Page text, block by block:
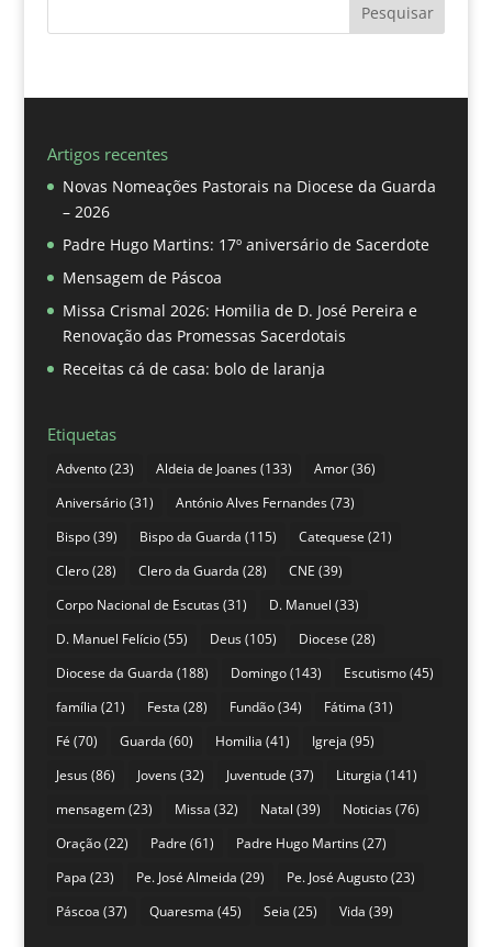
Pesquisar
Artigos recentes
Novas Nomeações Pastorais na Diocese da Guarda
– 2026
Padre Hugo Martins: 17º aniversário de Sacerdote
Mensagem de Páscoa
Missa Crismal 2026: Homilia de D. José Pereira e
Renovação das Promessas Sacerdotais
Receitas cá de casa: bolo de laranja
Etiquetas
Advento(23) Aldeia de Joanes(133) Amor(36)
Aniversário(31) António Alves Fernandes(73)
Bispo(39) Bispo da Guarda (115) Catequese (21)
Clero(28) Clero da Guarda (28) CNE (39)
Corpo Nacional de Escutas(31) D. Manuel (33)
D. Manuel Felício(55) Deus(105) Diocese (28)
Diocese da Guarda (188) Domingo(143) Escutismo(45)
família (21) Festa (28) Fundão(34) Fátima (31)
Fé (70) Guarda (60) Homilia (41) Igreja (95)
Jesus(86) Jovens(32) Juventude (37) Liturgia (141)
mensagem(23) Missa (32) Natal (39) Noticias(76)
Oração(22) Padre (61) Padre Hugo Martins(27)
Papa (23) Pe. José Almeida (29) Pe. José Augusto(23)
Páscoa (37) Quaresma (45) Seia (25) Vida (39)